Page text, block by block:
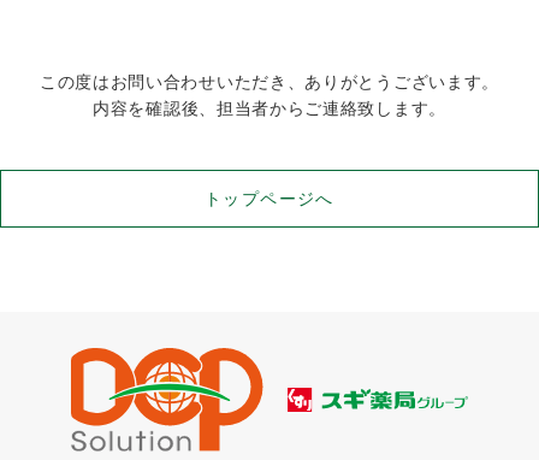
この度はお問い合わせいただき、ありがとうございます。
内容を確認後、担当者からご連絡致します。
トップページへ